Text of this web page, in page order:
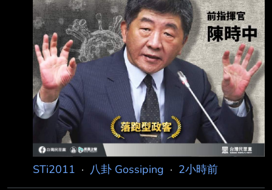
報 價至少四十二美元，鈺達公司報價每劑四十
一美元是最低價，因此跟鈺達簽約，目前先靜
候司法判決，如必要將採取法律措施，以捍衛十
方大德捐款及權益
STi2011 · 八卦 Gossiping · 2小時前